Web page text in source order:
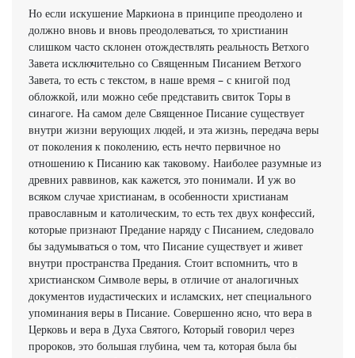
Но если искушение Маркиона в принципе преодолено и
должно вновь и вновь преодолеваться, то христианин
слишком часто склонен отождествлять реальность Ветхого
Завета исключительно со Священным Писанием Ветхого
Завета, то есть с текстом, в наше время – с книгой под
обложкой, или можно себе представить свиток Торы в
синагоге. На самом деле Священное Писание существует
внутри жизни верующих людей, и эта жизнь, передача веры
от поколения к поколению, есть нечто первичное но
отношению к Писанию как таковому. Наиболее разумные из
древних раввинов, как кажется, это понимали. И уж во
всяком случае христианам, в особенности христианам
православным и католическим, то есть тех двух конфессий,
которые признают Предание наряду с Писанием, следовало
бы задумываться о том, что Писание существует и живет
внутри пространства Предания. Стоит вспомнить, что в
христианском Символе веры, в отличие от аналогичных
документов иудастических и исламских, нет специального
упоминания веры в Писание. Совершенно ясно, что вера в
Церковь и вера в Духа Святого, Который говорил через
пророков, это большая глубина, чем та, которая была бы